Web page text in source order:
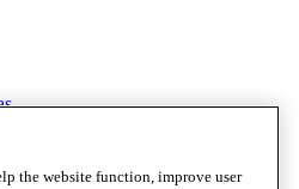
the website function, improve user